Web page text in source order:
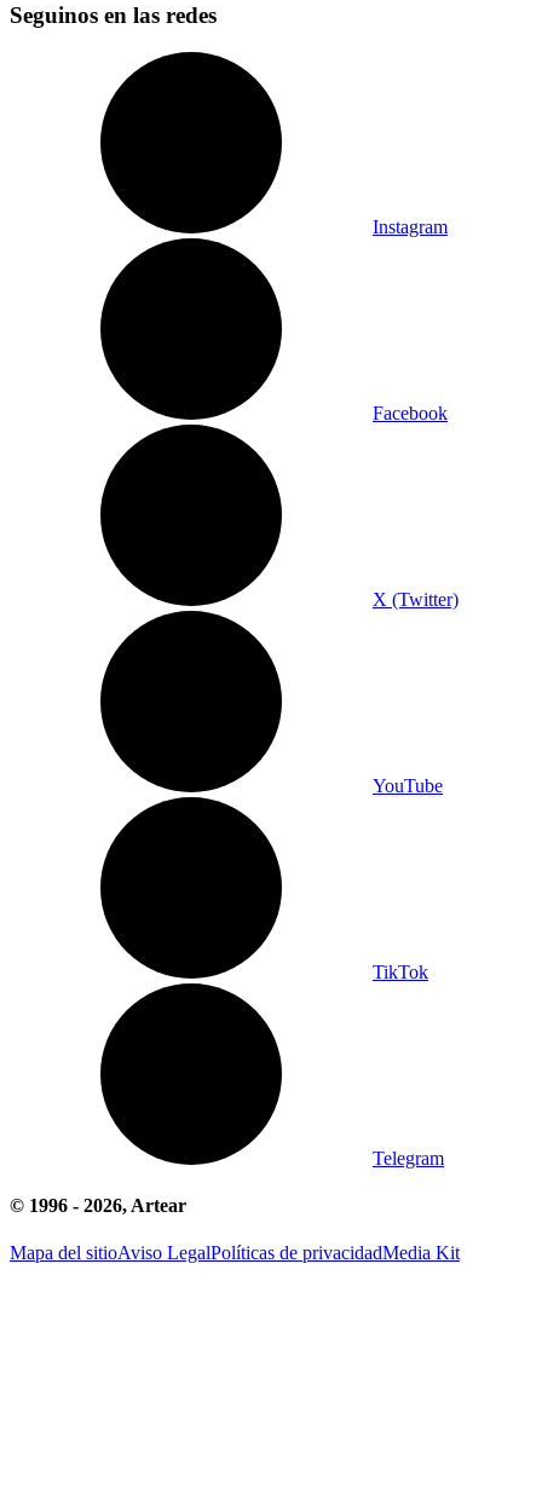
Seguinos en las redes
Instagram
Facebook
X (Twitter)
YouTube
TikTok
Telegram
© 1996 - 2026, Artear
Mapa del sitioAviso LegalPolíticas de privacidadMedia Kit